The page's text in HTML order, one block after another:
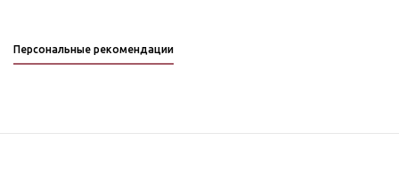
Персональные рекомендации